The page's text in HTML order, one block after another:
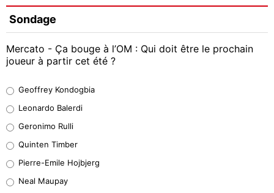
Sondage
Mercato - Ça bouge à l’OM : Qui doit être le prochain
joueur à partir cet été ?
38%
32%
5%
Geoffrey Kondogbia
Leonardo Balerdi
Geronimo Rulli
Quinten Timber
Pierre-Emile Hojbjerg
Neal Maupay